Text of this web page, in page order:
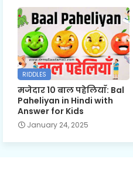
RIDDLES
मजेदार 10 बाल पहेलियाँ: Bal
Paheliyan in Hindi with
Answer for Kids
January 24, 2025